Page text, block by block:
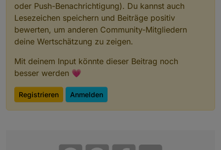
oder Push-Benachrichtigung). Du kannst auch
Lesezeichen speichern und Beiträge positiv
bewerten, um anderen Community-Mitgliedern
deine Wertschätzung zu zeigen.
Mit deinem Input könnte dieser Beitrag noch
besser werden 💗
Registrieren Anmelden